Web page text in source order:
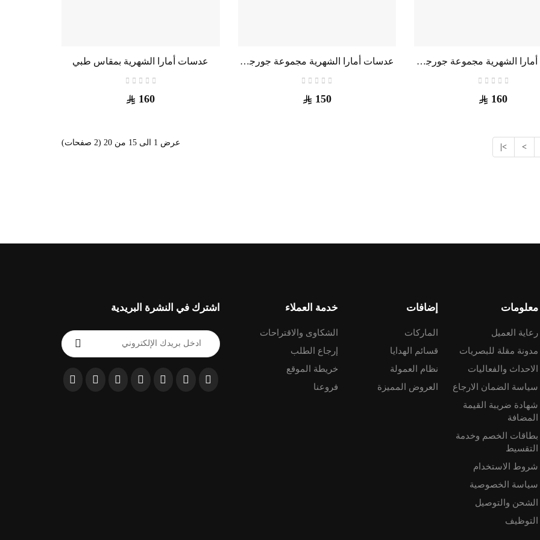
عدسات أمارا الشهرية مجموعة جورجينا مقاس طبي
160
عدسات أمارا الشهرية مجموعة جورجينا تجميلية
150
عدسات أمارا الشهرية بمقاس طبي
160
>
>| عرض 1 الى 15 من 20 (2 صفحات)
معلومات
رعاية العميل
مدونة مقلة للبصريات
الاحداث والفعاليات
سياسة الضمان الارجاع
شهادة ضريبة القيمة
المضافة
بطاقات الخصم وخدمة
التقسيط
شروط الاستخدام
سياسة الخصوصية
الشحن والتوصيل
التوظيف
إضافات
الماركات
قسائم الهدايا
نظام العمولة
العروض المميزة
خدمة العملاء
الشكاوى والاقتراحات
إرجاع الطلب
خريطة الموقع
فروعنا
اشترك في النشرة البريدية